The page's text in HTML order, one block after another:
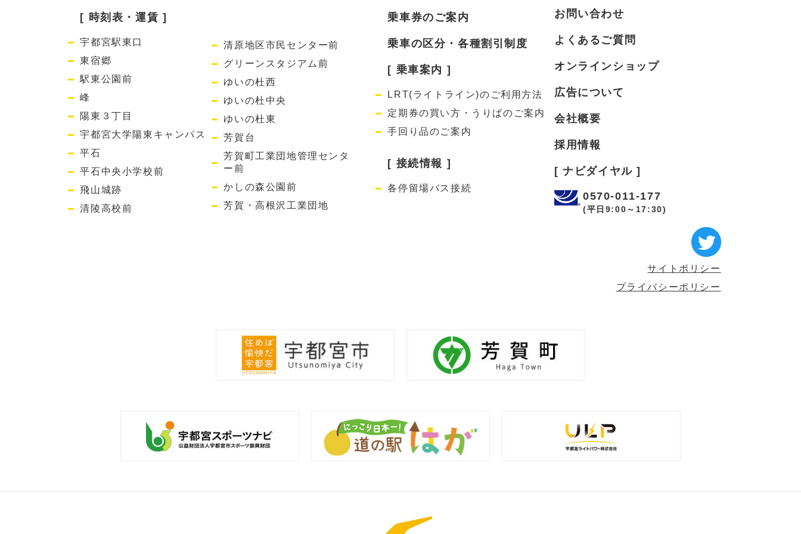
[ 時刻表・運賃 ]
宇都宮駅東口
東宿郷
駅東公園前
峰
陽東３丁目
宇都宮大学陽東キャンパス
平石
平石中央小学校前
飛山城跡
清陵高校前
清原地区市民センター前
グリーンスタジアム前
ゆいの杜西
ゆいの杜中央
ゆいの杜東
芳賀台
芳賀町工業団地管理センタ
ー前
かしの森公園前
芳賀・高根沢工業団地
乗車券のご案内
乗車の区分・各種割引制度
[ 乗車案内 ]
LRT(ライトライン)のご利用方法
定期券の買い方・うりばのご案内
手回り品のご案内
[ 接続情報 ]
各停留場バス接続
お問い合わせ
よくあるご質問
オンラインショップ
広告について
会社概要
採用情報
[ ナビダイヤル ]
0570-011-177
(平日9:00～17:30)
サイトポリシー
プライバシーポリシー